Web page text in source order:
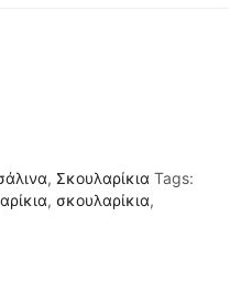
, Σκουλαρίκια Tags:
, σκουλαρίκια,